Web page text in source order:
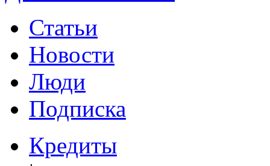
Статьи
Новости
Люди
Подписка
Кредиты